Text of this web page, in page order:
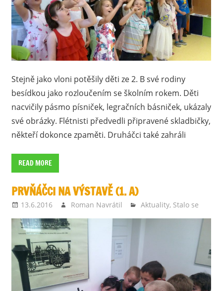
Stejně jako vloni potěšily děti ze 2. B své rodiny
besídkou jako rozloučením se školním rokem. Děti
nacvičily pásmo písniček, legračních básniček, ukázaly
své obrázky. Flétnisti předvedli připravené skladbičky,
někteří dokonce zpaměti. Druháčci také zahráli
READ MORE
PRVŇÁČCI NA VÝSTAVĚ (1. A)
13.6.2016 Roman Navrátil Aktuality, Stalo se